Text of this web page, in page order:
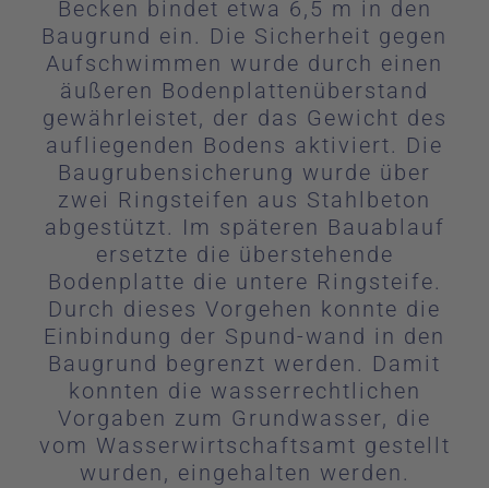
Becken bindet etwa 6,5 m in den
Baugrund ein. Die Sicherheit gegen
Aufschwimmen wurde durch einen
äußeren Bodenplattenüberstand
gewährleistet, der das Gewicht des
aufliegenden Bodens aktiviert. Die
Baugrubensicherung wurde über
zwei Ringsteifen aus Stahlbeton
abgestützt. Im späteren Bauablauf
ersetzte die überstehende
Bodenplatte die untere Ringsteife.
Durch dieses Vorgehen konnte die
Einbindung der Spund-wand in den
Baugrund begrenzt werden. Damit
konnten die wasserrechtlichen
Vorgaben zum Grundwasser, die
vom Wasserwirtschaftsamt gestellt
wurden, eingehalten werden.